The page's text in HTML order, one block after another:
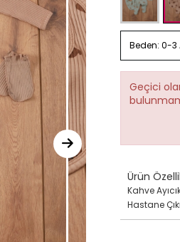
Beden:0-3
Geçici
Ürün
Kahve
Hastane